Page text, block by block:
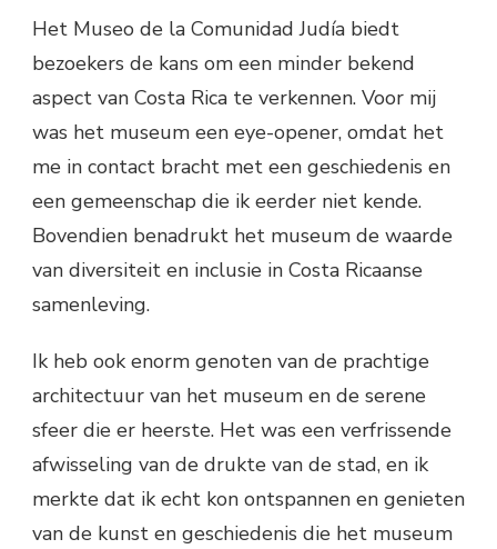
Het Museo de la Comunidad Judía biedt
bezoekers de kans om een minder bekend
aspect van Costa Rica te verkennen. Voor mij
was het museum een eye-opener, omdat het
me in contact bracht met een geschiedenis en
een gemeenschap die ik eerder niet kende.
Bovendien benadrukt het museum de waarde
van diversiteit en inclusie in Costa Ricaanse
samenleving.
Ik heb ook enorm genoten van de prachtige
architectuur van het museum en de serene
sfeer die er heerste. Het was een verfrissende
afwisseling van de drukte van de stad, en ik
merkte dat ik echt kon ontspannen en genieten
van de kunst en geschiedenis die het museum